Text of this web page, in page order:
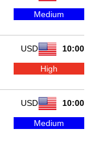
Medium
10:00
USD
High
10:00
USD
Medium